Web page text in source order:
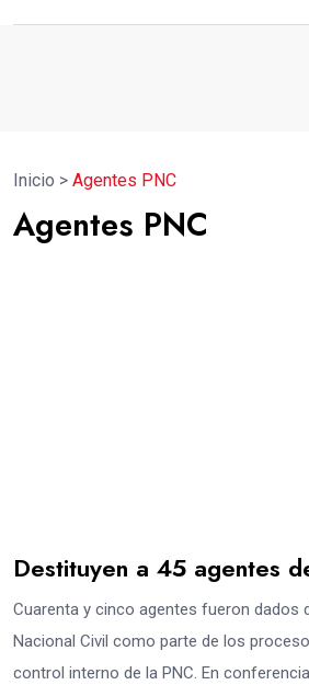
Inicio > Agentes PNC
Agentes PNC
Destituyen a 45 agentes
Cuarenta y cinco agentes fueron dados
Nacional Civil como parte de los
control interno de la PNC. En